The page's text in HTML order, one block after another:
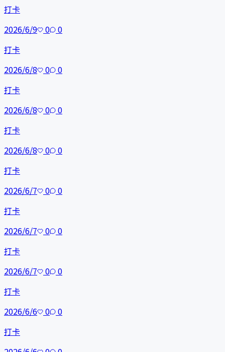
打卡
2026/6/9
0
0
打卡
2026/6/8
0
0
打卡
2026/6/8
0
0
打卡
2026/6/8
0
0
打卡
2026/6/7
0
0
打卡
2026/6/7
0
0
打卡
2026/6/7
0
0
打卡
2026/6/6
0
0
打卡